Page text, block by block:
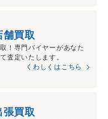
舗買取
！専門バイヤーがあなた
査定いたします。
くわしくはこちら
張買取